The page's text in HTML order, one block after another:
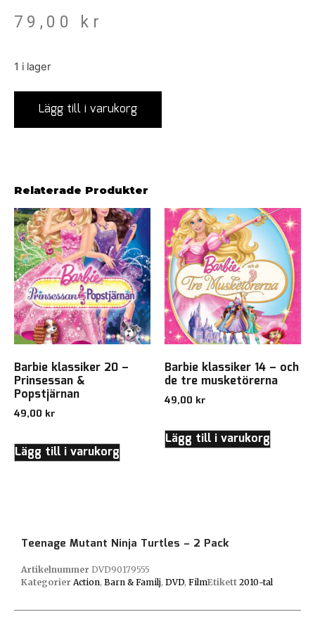
79,00 kr
1 i lager
Lägg till i varukorg
Teenage Mutant Ninja Turtles – 2 Pack
Artikelnummer DVD90179555
Kategorier Action, Barn & Familj, DVD, FilmEtikett 2010-tal
Relaterade Produkter
Barbie klassiker 20 –
Prinsessan &
Popstjärnan
49,00 kr
Lägg till i varukorg
Barbie klassiker 14 – och
de tre musketörerna
49,00 kr
Lägg till i varukorg